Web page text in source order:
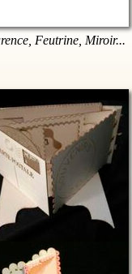
Feutrine, Miroir...